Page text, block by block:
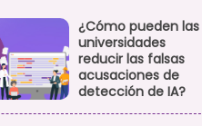
¿Cómo pueden las
universidades
reducir las falsas
acusaciones de
detección de IA?